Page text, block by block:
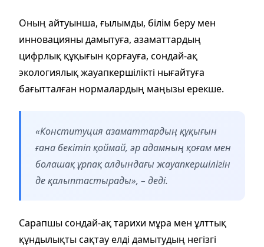
Оның айтуынша, ғылымды, білім беру мен
инновацияны дамытуға, азаматтардың
цифрлық құқығын қорғауға, сондай-ақ
экологиялық жауапкершілікті нығайтуға
бағытталған нормалардың маңызы ерекше.
«Конституция азаматтардың құқығын
ғана бекітіп қоймай, әр адамның қоғам мен
болашақ ұрпақ алдындағы жауапкершілігін
де қалыптастырады», – деді.
Сарапшы сондай-ақ тарихи мұра мен ұлттық
құндылықты сақтау елді дамытудың негізгі